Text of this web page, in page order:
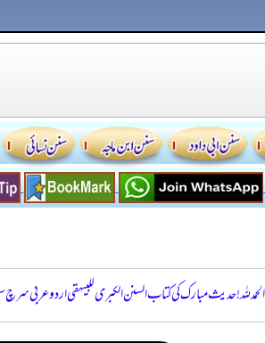
الحمدللہ! حدیث مبارک کی کتاب السنن الكبرى للبيهقي اردو عربی